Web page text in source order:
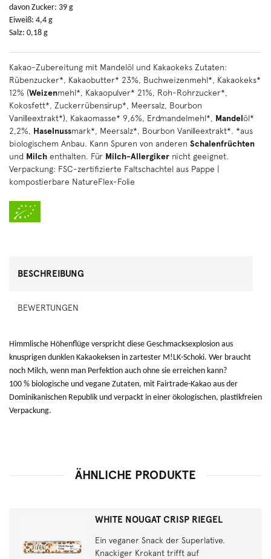
davon Zucker: 39 g
Eiweiß: 4,4 g
Salz: 0,18 g
Kakao-Zubereitung mit Mandelöl und Kakaokeks Zutaten:
Rübenzucker*, Kakaobutter* 23%, Buchweizenmehl*, Kakaokeks*
12% (Weizenmehl*, Kakaopulver* 21%, Roh-Rohrzucker*,
Kokosfett*, Zuckerrübensirup*, Meersalz, Bourbon
Vanilleextrakt*), Kakaomasse* 9,6%, Erdmandelmehl*, Mandelöl*
2,2%, Haselnussmark*, Meersalz*, Bourbon Vanilleextrakt*. *aus
biologischem Anbau. Kann Spuren von anderen Schalenfrüchten
und Milch enthalten. Für Milch-Allergiker nicht geeignet.
Verpackung: FSC-zertifizierte Faltschachtel aus Pappe |
kompostierbare NatureFlex-Folie
BESCHREIBUNG
BEWERTUNGEN
Himmlische Höhenflüge verspricht diese Geschmacksexplosion aus
knusprigen dunklen Kakaokeksen in zartester M!LK-Schoki. Wer braucht
noch Milch, wenn man Perfektion auch ohne sie erreichen kann?
100 % biologische und vegane Zutaten, mit Fairtrade-Kakao aus der
Dominikanischen Republik und verpackt in einer ökologischen, plastikfreien
Verpackung.
ÄHNLICHE PRODUKTE
WHITE NOUGAT CRISP RIEGEL
Ein veganer Snack der Superlative.
Knackiger Krokant trifft auf